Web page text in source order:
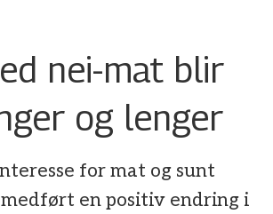
nei-mat blir
og lenger
for mat og sunt
en positiv endring i